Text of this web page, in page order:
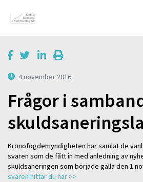
4 november 2016
Frågor i
Kronofogdemyndigheten har samlat de
svaren som de fått in med anledning av
skuldsaneringen som började gälla den 1
svaren hittar du här >>